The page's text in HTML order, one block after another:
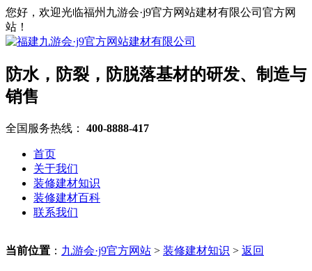
您好，欢迎光临福州九游会·j9官方网站建材有限公司官方网
站！
防水，防裂，防脱落基材的研发、制造与
销售
全国服务热线： 400-8888-417
首页
关于我们
装修建材知识
装修建材百科
联系我们
当前位置 ： 九游会·j9官方网站 > 装修建材知识 > 返回